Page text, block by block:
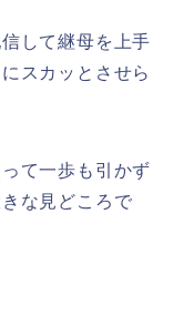
して継母を上手
スカッとさせら
て一歩も引かず
な見どころで